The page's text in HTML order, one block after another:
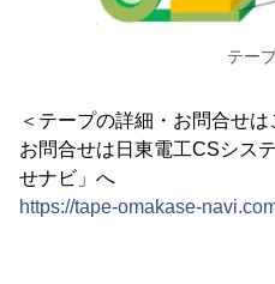
テー
＜テープの詳細・お問合せは
お問合せは日東電工CSシス
せナビ」へ
https://tape-omakase-